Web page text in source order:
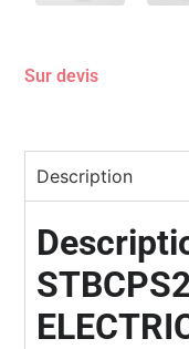
Sur devis
Description